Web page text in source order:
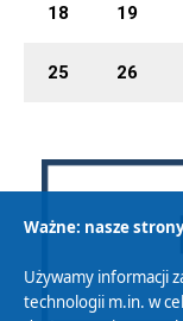
18 19
25 26
Ważne: nasze
Używamy informacji
technologii m.in. w